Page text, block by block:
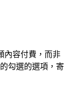
內容付費，而非
勾選的選項，寄